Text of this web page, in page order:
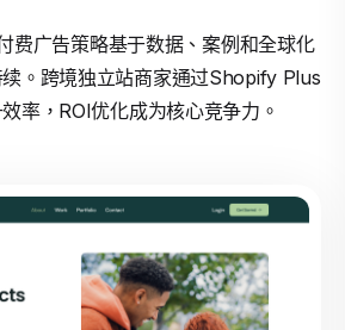
费广告策略基于数据、案例和全球化
。跨境独立站商家通过Shopify Plus
率，ROI优化成为核心竞争力。